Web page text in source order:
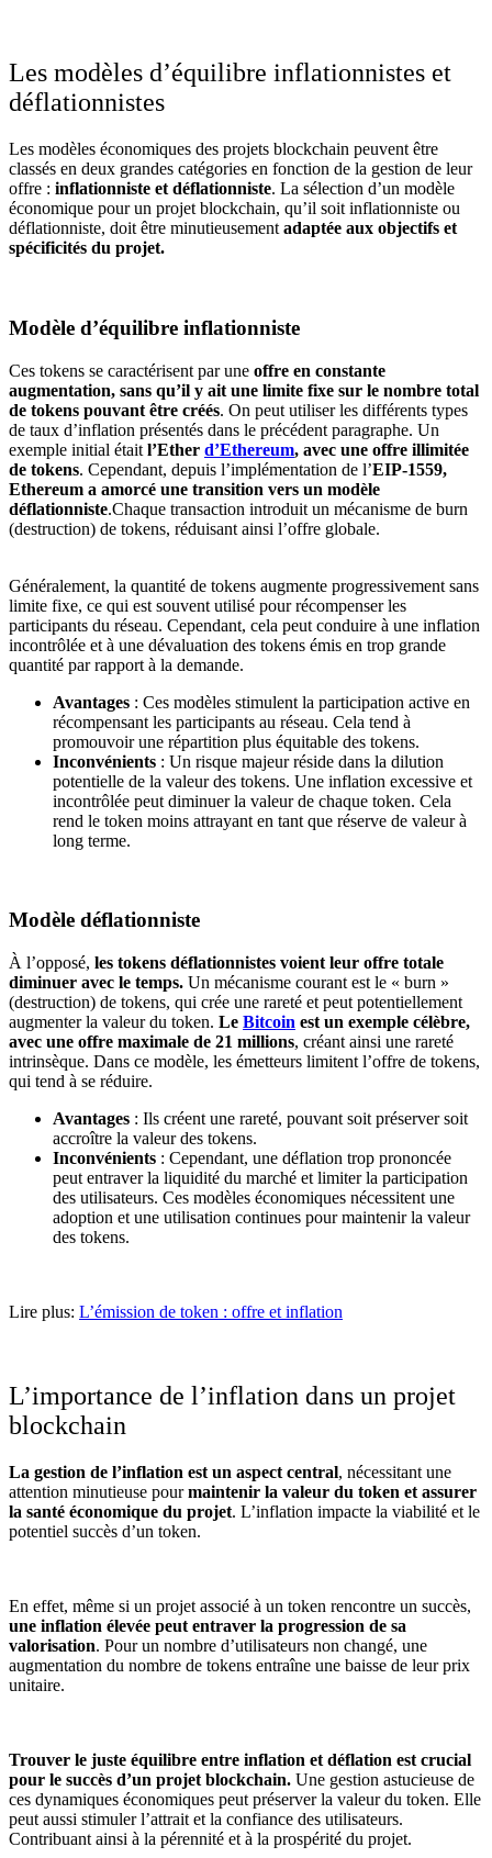
Les modèles d’équilibre inflationnistes et
déflationnistes
Les modèles économiques des projets blockchain peuvent être
classés en deux grandes catégories en fonction de la gestion de leur
offre : inflationniste et déflationniste. La sélection d’un modèle
économique pour un projet blockchain, qu’il soit inflationniste ou
déflationniste, doit être minutieusement adaptée aux objectifs et
spécificités du projet.
Modèle d’équilibre inflationniste
Ces tokens se caractérisent par une offre en constante
augmentation, sans qu’il y ait une limite fixe sur le nombre total
de tokens pouvant être créés. On peut utiliser les différents types
de taux d’inflation présentés dans le précédent paragraphe. Un
exemple initial était l’Ether d’Ethereum, avec une offre illimitée
de tokens. Cependant, depuis l’implémentation de l’EIP-1559,
Ethereum a amorcé une transition vers un modèle
déflationniste.Chaque transaction introduit un mécanisme de burn
(destruction) de tokens, réduisant ainsi l’offre globale.
Généralement, la quantité de tokens augmente progressivement sans
limite fixe, ce qui est souvent utilisé pour récompenser les
participants du réseau. Cependant, cela peut conduire à une inflation
incontrôlée et à une dévaluation des tokens émis en trop grande
quantité par rapport à la demande.
Avantages : Ces modèles stimulent la participation active en
récompensant les participants au réseau. Cela tend à
promouvoir une répartition plus équitable des tokens.
Inconvénients : Un risque majeur réside dans la dilution
potentielle de la valeur des tokens. Une inflation excessive et
incontrôlée peut diminuer la valeur de chaque token. Cela
rend le token moins attrayant en tant que réserve de valeur à
long terme.
Modèle déflationniste
À l’opposé, les tokens déflationnistes voient leur offre totale
diminuer avec le temps. Un mécanisme courant est le « burn »
(destruction) de tokens, qui crée une rareté et peut potentiellement
augmenter la valeur du token. Le Bitcoin est un exemple célèbre,
avec une offre maximale de 21 millions, créant ainsi une rareté
intrinsèque. Dans ce modèle, les émetteurs limitent l’offre de tokens,
qui tend à se réduire.
Avantages : Ils créent une rareté, pouvant soit préserver soit
accroître la valeur des tokens.
Inconvénients : Cependant, une déflation trop prononcée
peut entraver la liquidité du marché et limiter la participation
des utilisateurs. Ces modèles économiques nécessitent une
adoption et une utilisation continues pour maintenir la valeur
des tokens.
Lire plus: L’émission de token : offre et inflation
L’importance de l’inflation dans un projet
blockchain
La gestion de l’inflation est un aspect central, nécessitant une
attention minutieuse pourmaintenir la valeur du token et assurer
la santé économique du projet. L’inflation impacte la viabilité et le
potentiel succès d’un token.
En effet, même si un projet associé à un token rencontre un succès,
une inflation élevée peut entraver la progression de sa
valorisation. Pour un nombre d’utilisateurs non changé, une
augmentation du nombre de tokens entraîne une baisse de leur prix
unitaire.
Trouver le juste équilibre entre inflation et déflation est crucial
pour le succès d’un projet blockchain. Une gestion astucieuse de
ces dynamiques économiques peut préserver la valeur du token. Elle
peut aussi stimuler l’attrait et la confiance des utilisateurs.
Contribuant ainsi à la pérennité et à la prospérité du projet.